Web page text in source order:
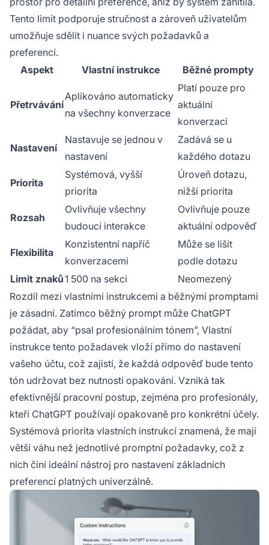
Tento limit podporuje stručnost a zároveň uživatelům
umožňuje sdělit i nuance svých požadavků a
preferencí.
Aspekt
Vlastní instrukce Běžné prompty
Přetrvávání
Aplikováno automaticky
na všechny konverzace
Platí pouze pro
aktuální
konverzaci
Nastavení
Nastavuje se jednou v
nastavení
Zadává se u
každého dotazu
Priorita
Systémová, vyšší
priorita
Úroveň dotazu,
nižší priorita
Rozsah
Ovlivňuje všechny
budoucí interakce
Ovlivňuje pouze
aktuální odpověď
Flexibilita
Konzistentní napříč
konverzacemi
Může se lišit
podle dotazu
Limit znaků1 500 na sekci
Neomezený
Rozdíl mezi vlastními instrukcemi a běžnými promptami
je zásadní. Zatímco běžný prompt může ChatGPT
požádat, aby “psal profesionálním tónem”, Vlastní
instrukce tento požadavek vloží přímo do nastavení
vašeho účtu, což zajistí, že každá odpověď bude tento
tón udržovat bez nutnosti opakování. Vzniká tak
efektivnější pracovní postup, zejména pro profesionály,
kteří ChatGPT používají opakovaně pro konkrétní účely.
Systémová priorita vlastních instrukcí znamená, že mají
větší váhu než jednotlivé promptní požadavky, což z
nich činí ideální nástroj pro nastavení základních
preferencí platných univerzálně.